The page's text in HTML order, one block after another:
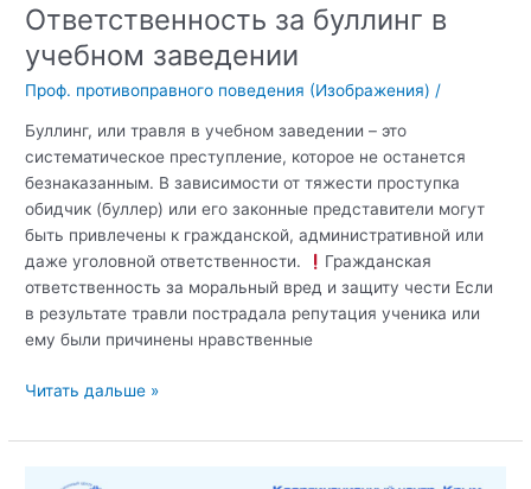
Ответственность за буллинг в
учебном заведении
Проф. противоправного поведения (Изображения) /
Буллинг, или травля в учебном заведении – это
систематическое преступление, которое не останется
безнаказанным. В зависимости от тяжести проступка
обидчик (буллер) или его законные представители могут
быть привлечены к гражданской, административной или
даже уголовной ответственности.
Гражданская
ответственность за моральный вред и защиту чести Если
в результате травли пострадала репутация ученика или
ему были причинены нравственные
Ответственность
буллинг
Читать дальше »